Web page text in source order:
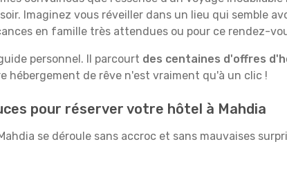
Imaginez vous réveiller dans un lieu qui semble
en famille très attendues ou pour ce rendez-
personnel. Il parcourt des centaines d'offres
hébergement de rêve n'est vraiment qu'à un clic !
pour réserver votre hôtel à Mahdia
se déroule sans accroc et sans mauvaises